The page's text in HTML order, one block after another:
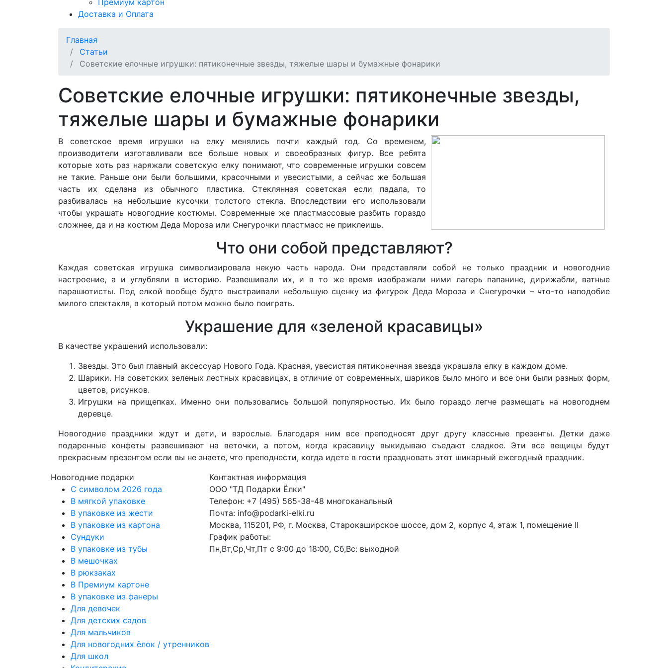
Доставка и Оплата
Главная
Статьи
Советские елочные игрушки: пятиконечные звезды, тяжелые шары и бумажные фонарики
Советские елочные игрушки: пятиконечные звезды,
тяжелые шары и бумажные фонарики
В советское время игрушки на елку менялись почти каждый год. Со временем,
производители изготавливали все больше новых и своеобразных фигур. Все ребята
которые хоть раз наряжали советскую елку понимают, что современные игрушки совсем
не такие. Раньше они были большими, красочными и увесистыми, а сейчас же большая
часть их сделана из обычного пластика. Стеклянная советская если падала, то
разбивалась на небольшие кусочки толстого стекла. Впоследствии его использовали
чтобы украшать новогодние костюмы. Современные же пластмассовые разбить гораздо
сложнее, да и на костюм Деда Мороза или Снегурочки пластмасс не приклеишь.
Что они собой представляют?
Каждая советская игрушка символизировала некую часть народа. Они представляли собой не только праздник и новогодние
настроение, а и углубляли в историю. Развешивали их, и в то же время изображали ними лагерь папанине, дирижабли, ватные
парашютисты. Под елкой вообще будто выстраивали небольшую сценку из фигурок Деда Мороза и Снегурочки – что-то наподобие
милого спектакля, в который потом можно было поиграть.
Украшение для «зеленой красавицы»
В качестве украшений использовали:
Звезды. Это был главный аксессуар Нового Года. Красная, увесистая пятиконечная звезда украшала елку в каждом доме.
Шарики. На советских зеленых лестных красавицах, в отличие от современных, шариков было много и все они были разных форм,
цветов, рисунков.
Игрушки на прищепках. Именно они пользовались большой популярностью. Их было гораздо легче размещать на новогоднем
деревце.
Новогодние праздники ждут и дети, и взрослые. Благодаря ним все преподносят друг другу классные презенты. Детки даже
подаренные конфеты развешивают на веточки, а потом, когда красавицу выкидываю съедают сладкое. Эти все вещицы будут
прекрасным презентом если вы не знаете, что преподнести, когда идете в гости праздновать этот шикарный ежегодный праздник.
Новогодние подарки
C символом 2026 года
В мягкой упаковке
В упаковке из жести
В упаковке из картона
Сундуки
В упаковке из тубы
В мешочках
В рюкзаках
В Премиум картоне
В упаковке из фанеры
Для девочек
Для детских садов
Для мальчиков
Для новогодних ёлок / утренников
Для школ
Контактная информация
ООО "ТД Подарки Ёлки"
Телефон: +7 (495) 565-38-48 многоканальный
Почта: info@podarki-elki.ru
Москва, 115201, РФ, г. Москва, Старокаширское шоссе, дом 2, корпус 4, этаж 1, помещение II
График работы:
Пн,Вт,Ср,Чт,Пт с 9:00 до 18:00, Сб,Вс: выходной